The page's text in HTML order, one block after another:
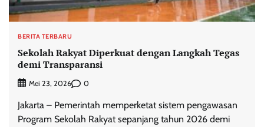
BERITA TERBARU
Sekolah Rakyat Diperkuat dengan Langkah Tegas
demi Transparansi
Mei 23, 2026 0
Jakarta – Pemerintah memperketat sistem pengawasan
Program Sekolah Rakyat sepanjang tahun 2026 demi